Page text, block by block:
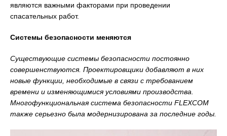
являются важными факторами при проведении
спасательных работ.
Системы безопасности меняются
Существующие системы безопасности постоянно
совершенствуются. Проектировщики добавляют в них
новые функции, необходимые в связи с требованием
времени и изменяющимися условиями производства.
Многофункциональная система безопасности FLEXCOM
также серьезно была модернизирована за последние годы.